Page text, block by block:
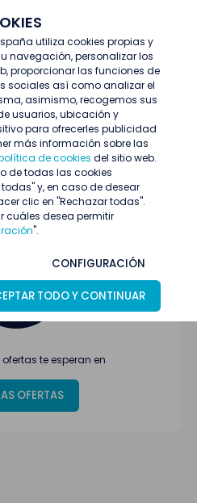
utiliza cookies propias y
navegación, personalizar los
proporcionar las funciones de
sociales así como analizar el
asimismo, recogemos sus
usuarios, ubicación y
para ofrecerles publicidad
más información sobre las
de cookies del sitio web.
de todas las cookies
y, en caso de desear
clic en "Rechazar todas".
cuáles desea permitir
".
CONFIGURACIÓN
TODO Y CONTINUAR
o ha finalizado su
selección
te esperan en
OFERTAS